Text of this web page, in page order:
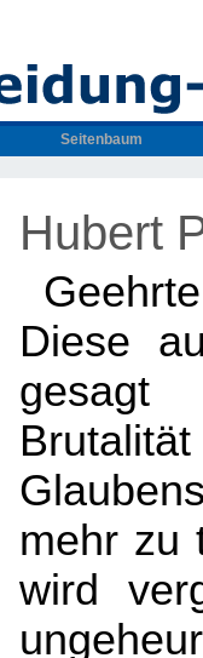
Seitenbaum
Hubert
Diese
gesagt
mehr zu
wird